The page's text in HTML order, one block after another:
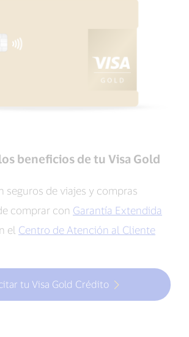
beneficios de tu Visa Gold
seguros de viajes y compras
comprar con Garantía Extendida
el Centro de Atención al Cliente
tu Visa Gold Crédito